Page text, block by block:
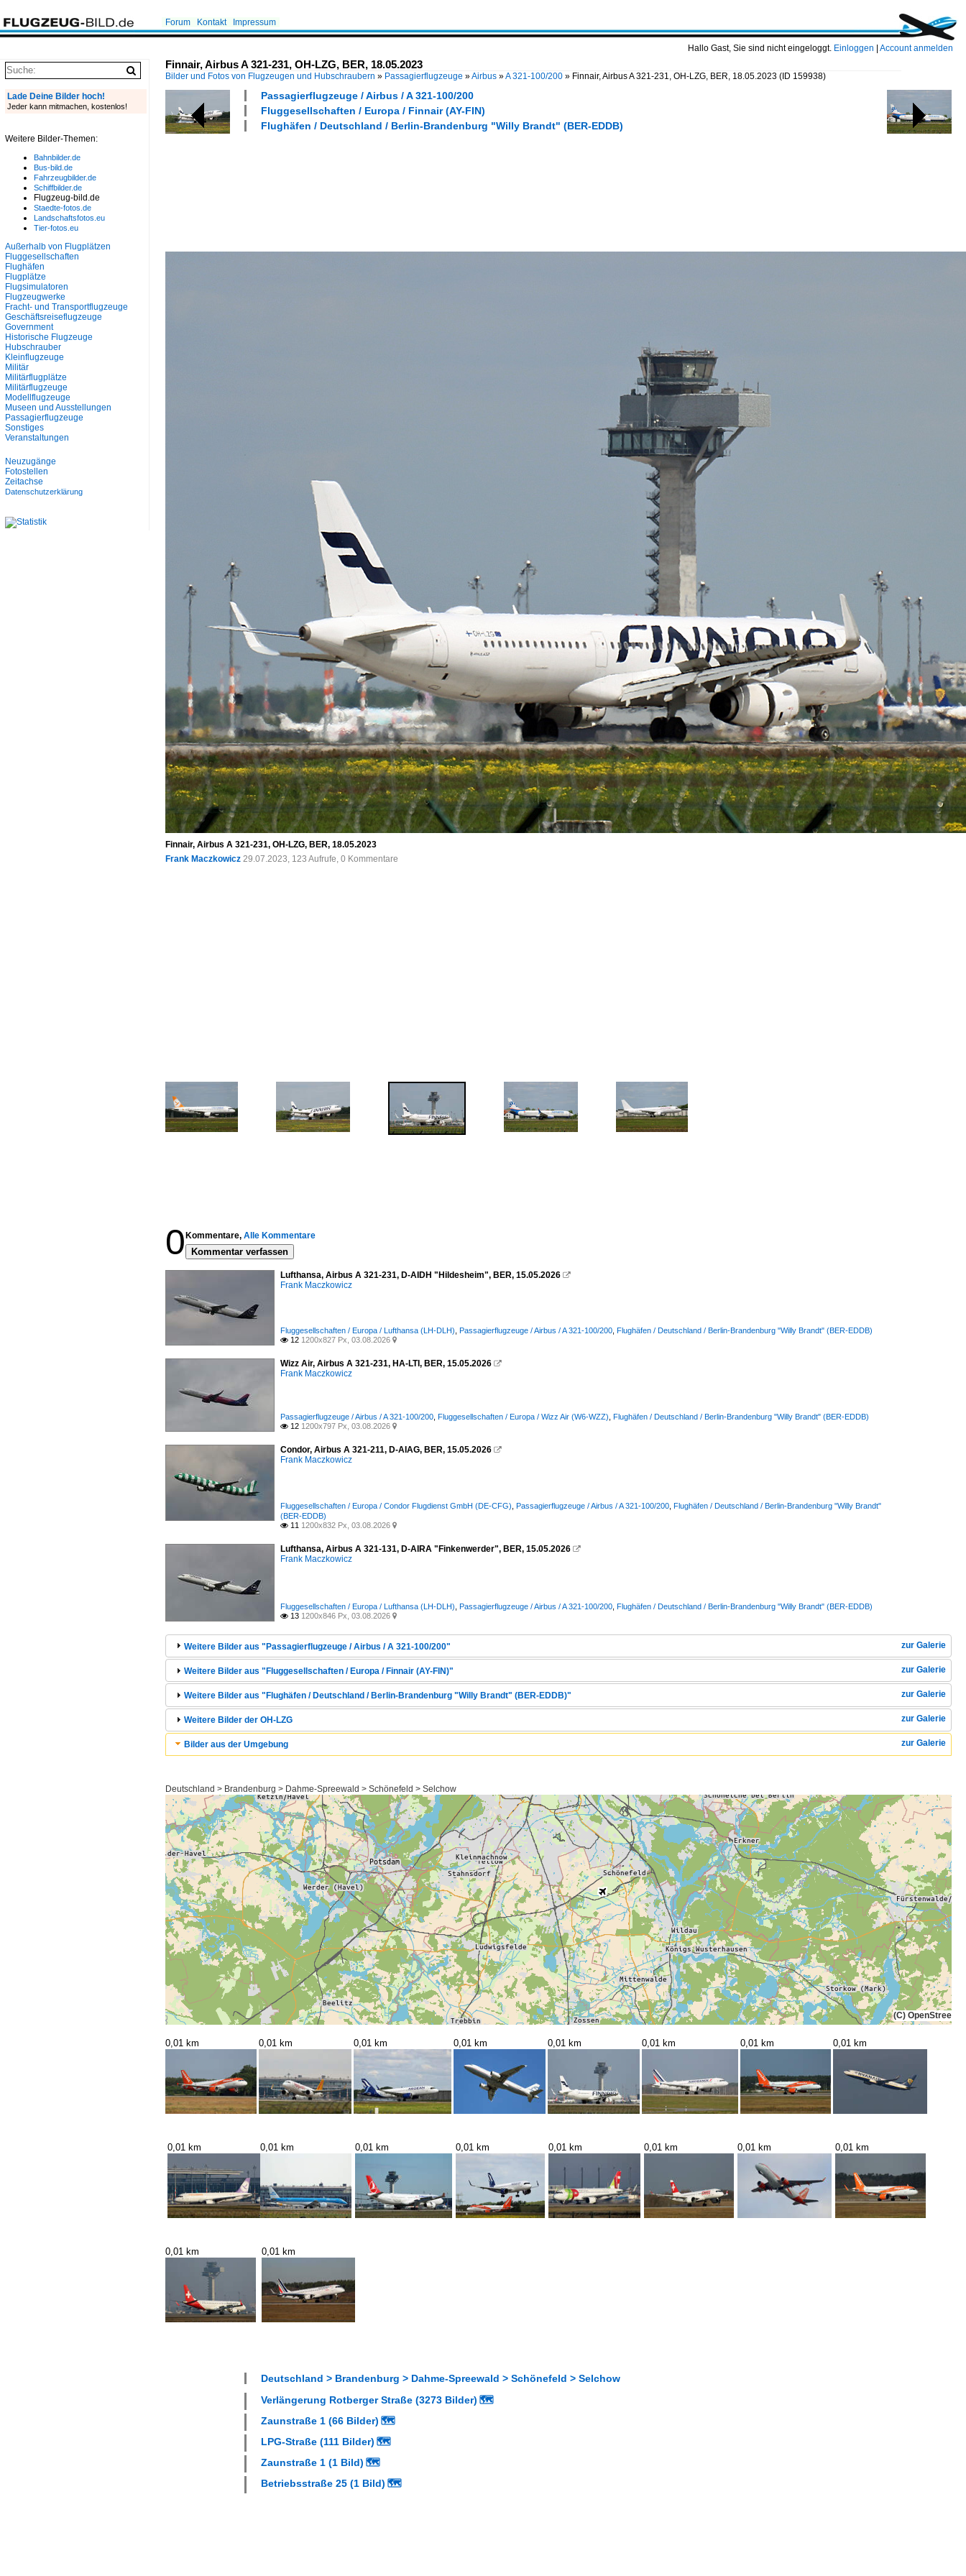
Hallo Gast, Sie sind nicht eingeloggt. Einloggen Account anmelden
Forum Kontakt Impressum
Finnair, Airbus A 321-231, OH-LZG, BER, 18.05.2023
Bilder und Fotos von Flugzeugen und Hubschraubern » Passagierflugzeuge »Airbus »A 321-100/200 » Finnair, Airbus A 321-231, OH-LZG, BER, 18.05.2023 (ID 159938)
Passagierflugzeuge / Airbus / A 321-100/200
Fluggesellschaften / Europa / Finnair (AY-FIN)
Flughäfen / Deutschland / Berlin-Brandenburg "Willy Brandt" (BER-EDDB)
Finnair, Airbus A 321-231, OH-LZG, BER, 18.05.2023
Frank Maczkowicz 29.07.2023, 123 Aufrufe, 0 Kommentare
0 Kommentare, Alle Kommentare
Kommentar verfassen
Lufthansa, Airbus A 321-231, D-AIDH "Hildesheim", BER, 15.05.2026 
Frank Maczkowicz
Fluggesellschaften / Europa / Lufthansa (LH-DLH) Passagierflugzeuge / Airbus / A 321-100/200 Flughäfen / Deutschland / Berlin-Brandenburg "Willy Brandt" (BER-EDDB)
 12 1200x827 Px, 03.08.2026 
Wizz Air, Airbus A 321-231, HA-LTI, BER, 15.05.2026 
Frank Maczkowicz
Passagierflugzeuge / Airbus / A 321-100/200 Fluggesellschaften / Europa / Wizz Air (W6-WZZ) Flughäfen / Deutschland / Berlin-Brandenburg "Willy Brandt" (BER-EDDB)
 12 1200x797 Px, 03.08.2026 
Condor, Airbus A 321-211, D-AIAG, BER, 15.05.2026 
Frank Maczkowicz
Fluggesellschaften / Europa / Condor Flugdienst GmbH (DE-CFG) Passagierflugzeuge / Airbus / A 321-100/200 Flughäfen / Deutschland / Berlin-Brandenburg "Willy Brandt"
(BER-EDDB)
 11 1200x832 Px, 03.08.2026 
Lufthansa, Airbus A 321-131, D-AIRA "Finkenwerder", BER, 15.05.2026 
Frank Maczkowicz
Fluggesellschaften / Europa / Lufthansa (LH-DLH) Passagierflugzeuge / Airbus / A 321-100/200 Flughäfen / Deutschland / Berlin-Brandenburg "Willy Brandt" (BER-EDDB)
 13 1200x846 Px, 03.08.2026 
zur Galerie
Weitere Bilder aus "Passagierflugzeuge / Airbus / A 321-100/200"
zur Galerie
Weitere Bilder aus "Fluggesellschaften / Europa / Finnair (AY-FIN)"
zur Galerie
Weitere Bilder aus "Flughäfen / Deutschland / Berlin-Brandenburg "Willy Brandt" (BER-EDDB)"
zur Galerie
Weitere Bilder der OH-LZG
zur Galerie
Bilder aus der Umgebung
Deutschland > Brandenburg > Dahme-Spreewald > Schönefeld > Selchow
(C)
0,01 km 0,01 km 0,01 km 0,01 km 0,01 km 0,01 km 0,01 km 0,01 km
0,01 km 0,01 km 0,01 km 0,01 km 0,01 km 0,01 km 0,01 km 0,01 km
0,01 km 0,01 km
Deutschland > Brandenburg > Dahme-Spreewald > Schönefeld > Selchow
Verlängerung Rotberger Straße (3273 Bilder) 🗺
Zaunstraße 1 (66 Bilder) 🗺
LPG-Straße (111 Bilder) 🗺
Zaunstraße 1 (1 Bild) 🗺
Betriebsstraße 25 (1 Bild) 🗺
Lade Deine Bilder hoch!
Jeder kann mitmachen, kostenlos!
Weitere Bilder-Themen:
Bahnbilder.de
Bus-bild.de
Fahrzeugbilder.de
Schiffbilder.de
Flugzeug-bild.de
Staedte-fotos.de
Landschaftsfotos.eu
Tier-fotos.eu
Außerhalb von Flugplätzen
Fluggesellschaften
Flughäfen
Flugplätze
Flugsimulatoren
Flugzeugwerke
Fracht- und Transportflugzeuge
Geschäftsreiseflugzeuge
Government
Historische Flugzeuge
Hubschrauber
Kleinflugzeuge
Militär
Militärflugplätze
Militärflugzeuge
Modellflugzeuge
Museen und Ausstellungen
Passagierflugzeuge
Sonstiges
Veranstaltungen
Neuzugänge
Fotostellen
Zeitachse
Datenschutzerklärung